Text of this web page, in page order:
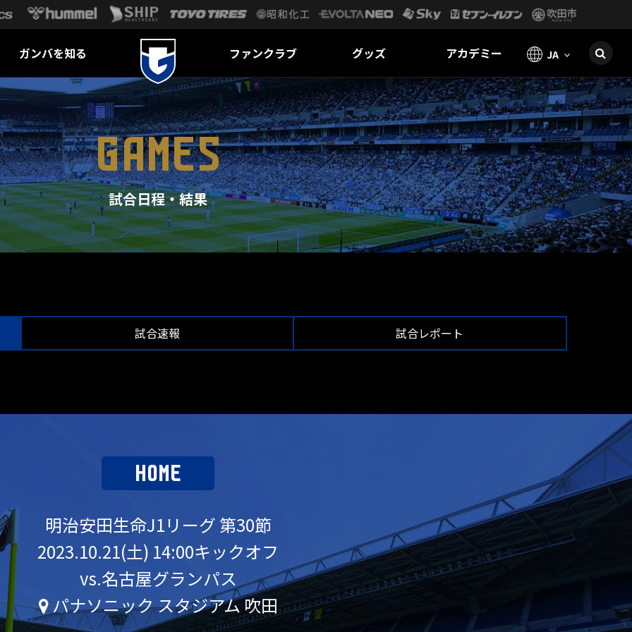
ガンバを知る ファンクラブ グッズ アカデミー JA
GAMES
試合日程・結果
試合速報 試合レポート
HOME
明治安田生命J1リーグ 第30節
2023.10.21(土) 14:00キックオフ
vs.名古屋グランパス
パナソニック スタジアム 吹田